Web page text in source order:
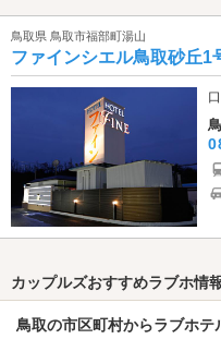
鳥取県 鳥取市福部町湯山
ファインシエル鳥取砂丘1
カップルズおすすめラブホ情
鳥取の市区町村からラブホテ